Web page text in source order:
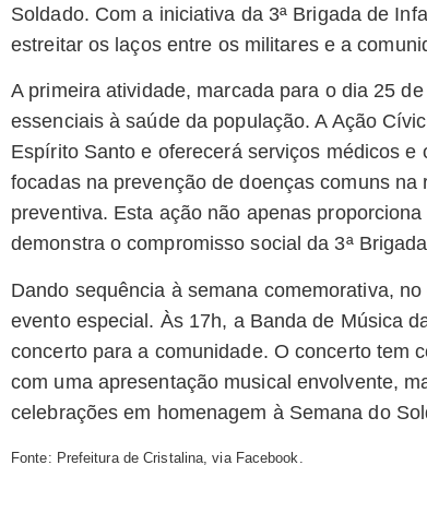
Soldado. Com a iniciativa da 3ª Brigada de
estreitar os laços entre os militares e a
A primeira atividade, marcada para o dia 25
essenciais à saúde da população. A Ação
Espírito Santo e oferecerá serviços médicos
focadas na prevenção de doenças comuns
preventiva. Esta ação não apenas
demonstra o compromisso social da 3ª
Dando sequência à semana comemorativa,
evento especial. Às 17h, a Banda de Música
concerto para a comunidade. O concerto tem
com uma apresentação musical envolvente,
celebrações em homenagem à Semana do
Fonte: Prefeitura de Cristalina, via Facebook.